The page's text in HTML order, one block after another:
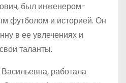
был инженером-
футболом и историей. Он
в ее увлечениях и
таланты.
работала